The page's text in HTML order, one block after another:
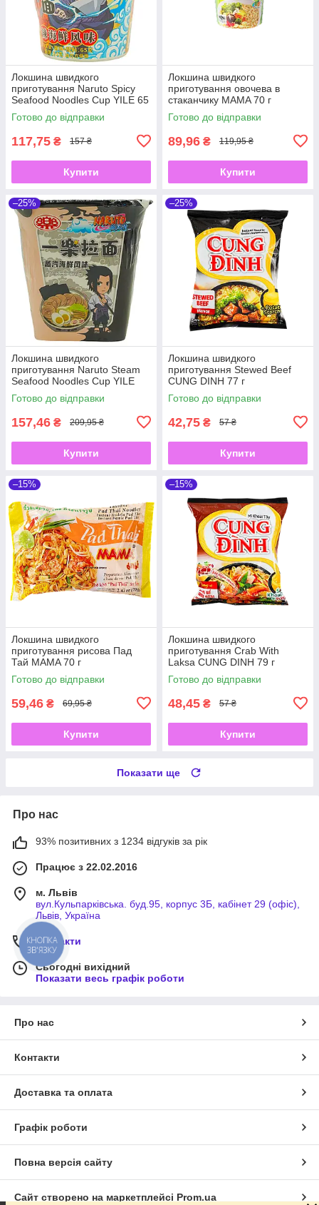
Локшина швидкого
приготування Naruto Spicy
Seafood Noodles Cup YILE 65
гГотово до відправки
117,75 ₴ 157 ₴
Купити
Локшина швидкого
приготування овочева в
стаканчику MAMA 70 г
Готово до відправки
89,96 ₴ 119,95 ₴
Купити
–25%
Локшина швидкого
приготування Naruto Steam
Seafood Noodles Cup YILE
100 г
Готово до відправки
157,46 ₴ 209,95 ₴
Купити
–25%
Локшина швидкого
приготування Stewed Beef
CUNG DINH 77 г
Готово до відправки
42,75 ₴ 57 ₴
Купити
–15%
Локшина швидкого
приготування рисова Пад
Тай MAMA 70 г
Готово до відправки
59,46 ₴ 69,95 ₴
Купити
–15%
Локшина швидкого
приготування Crab With
Laksa CUNG DINH 79 г
Готово до відправки
48,45 ₴ 57 ₴
Купити
Показати ще
Про нас
93% позитивних з 1234 відгуків за рік
Працює з 22.02.2016
м. Львів
вул.Кульпарківська. буд.95, корпус 3Б, кабінет 29 (офіс),
Львів, Україна
Контакти
Сьогодні вихідний
Показати весь графік роботи
Про нас
Контакти
Доставка та оплата
Графік роботи
Повна версія сайту
Сайт створено на маркетплейсі Prom.ua
КНОПКА
ЗВ'ЯЗКУ